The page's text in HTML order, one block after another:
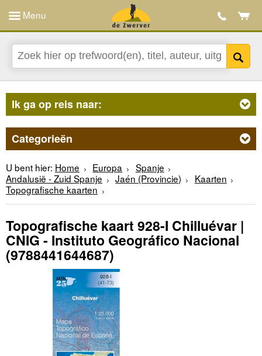
Menu
Ik ga op reis naar:
Categorieën
U bent hier: Home Europa
Spanje
Andalusië - Zuid Spanje
Jaén (Provincie)
Kaarten
Topografische kaarten
Topografische kaart 928-I Chilluévar |
CNIG - Instituto Geográfico Nacional
(9788441644687)